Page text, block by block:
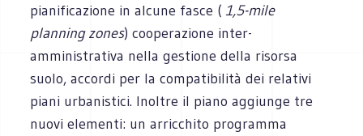
pianificazione in alcune fasce (1,5-mile
planning zones) cooperazione inter-
amministrativa nella gestione della risorsa
suolo, accordi per la compatibilità dei relativi
piani urbanistici. Inoltre il piano aggiunge tre
nuovi elementi: un arricchito programma